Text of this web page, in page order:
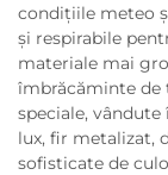
condițiile meteo
și respirabile
materiale mai
îmbrăcăminte de
speciale,
lux, fir metalizat,
sofisticate de